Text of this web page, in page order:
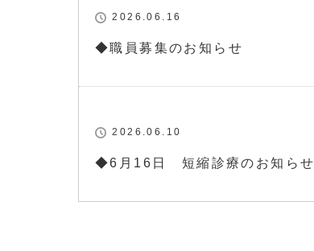
2026.06.16
◆職員募集のお知らせ
2026.06.10
◆6月16日 短縮診療のお知らせ